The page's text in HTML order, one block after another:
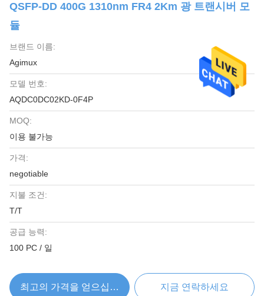
QSFP-DD 400G 1310nm FR4 2Km 광 트랜시버 모
듈
브랜드 이름:
Agimux
모델 번호:
AQDC0DC02KD-0F4P
MOQ:
이용 불가능
가격:
negotiable
지불 조건:
T/T
공급 능력:
100 PC / 일
최고의 가격을 얻으십시오 지금 연락하세요